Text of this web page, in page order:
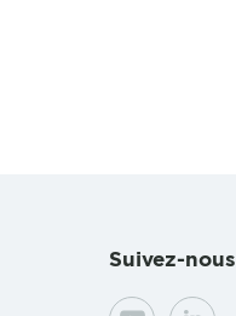
Suivez-nous